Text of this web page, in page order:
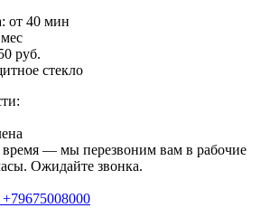
от 40 мин
руб.
стекло
время — мы перезвоним вам в рабочие
Ожидайте звонка.
+79675008000